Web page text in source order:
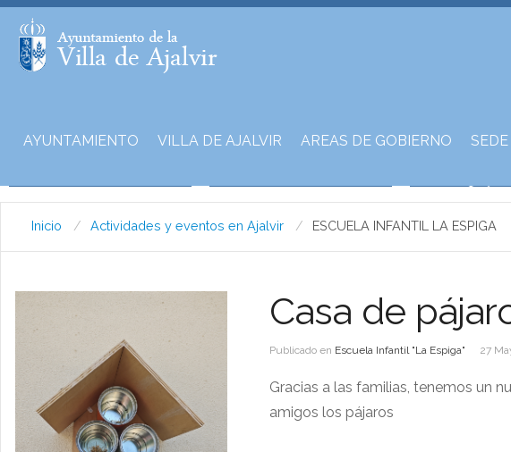
AYUNTAMIENTO VILLA DE AJALVIR AREAS DE GOBIERNO
Inicio Actividades y eventos en Ajalvir ESCUELA INFANTIL LA ESPIGA
Casa de
Publicado en Escuela Infantil "La Espiga" 27
Gracias a las familias, tenemos un
amigos los pájaros